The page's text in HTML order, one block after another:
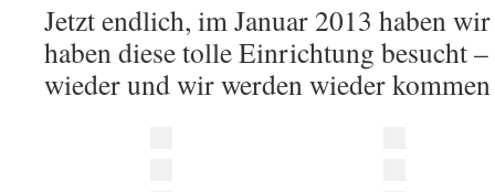
Jetzt endlich, im Januar 2013 haben
haben diese tolle Einrichtung besucht
wieder und wir werden wieder